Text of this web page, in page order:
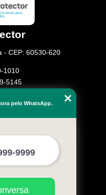
- CEP: 60530-620
1010
5145
site
pelo WhatsApp.